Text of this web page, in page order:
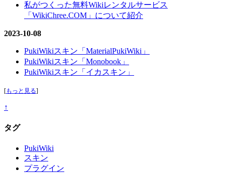
私がつくった無料Wikiレンタルサービス
「WikiChree.COM」について紹介
2023-10-08
PukiWikiスキン「MaterialPukiWiki」
PukiWikiスキン「Monobook」
PukiWikiスキン「イカスキン」
[もっと見る]
↑
タグ
PukiWiki
スキン
プラグイン